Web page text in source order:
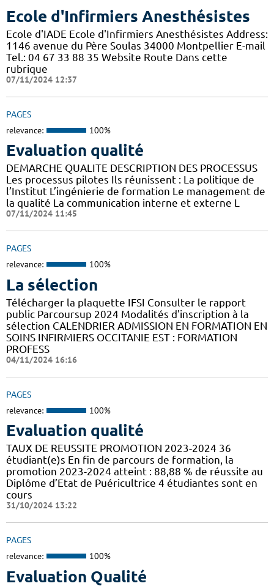
Ecole d'Infirmiers Anesthésistes
Ecole d'IADE Ecole d'Infirmiers Anesthésistes Address:
1146 avenue du Père Soulas 34000 Montpellier E-mail
Tel.: 04 67 33 88 35 Website Route Dans cette
rubrique
07/11/2024 12:37
PAGES
relevance: 100%
Evaluation qualité
DEMARCHE QUALITE DESCRIPTION DES PROCESSUS
Les processus pilotes Ils réunissent : La politique de
l’Institut L’ingénierie de formation Le management de
la qualité La communication interne et externe L
07/11/2024 11:45
PAGES
relevance: 100%
La sélection
Télécharger la plaquette IFSI Consulter le rapport
public Parcoursup 2024 Modalités d'inscription à la
sélection CALENDRIER ADMISSION EN FORMATION EN
SOINS INFIRMIERS OCCITANIE EST : FORMATION
PROFESS
04/11/2024 16:16
PAGES
relevance: 100%
Evaluation qualité
TAUX DE REUSSITE PROMOTION 2023-2024 36
étudiant(e)s En fin de parcours de formation, la
promotion 2023-2024 atteint : 88,88 % de réussite au
Diplôme d’Etat de Puéricultrice 4 étudiantes sont en
cours
31/10/2024 13:22
PAGES
relevance: 100%
Evaluation Qualité